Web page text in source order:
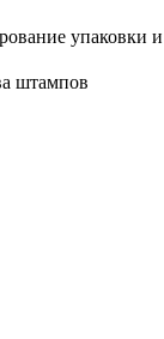
упаковки
штампов